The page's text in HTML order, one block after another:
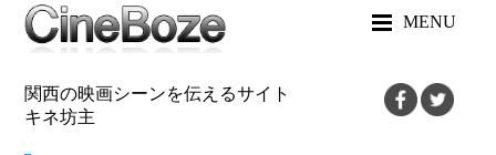
MENU
関西の映画シーンを伝えるサイト
キネ坊主